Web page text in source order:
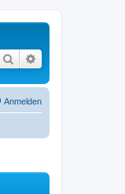
Suche
Anmelden